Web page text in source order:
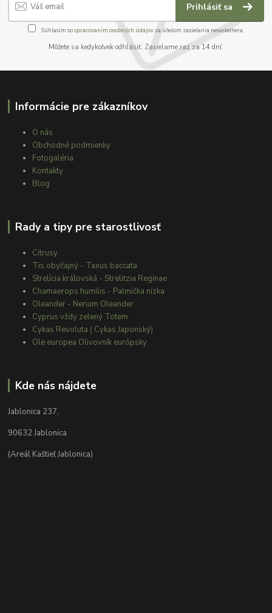
Prihlásiť sa
Súhlasím sospracovaním osobných údajov za účelom zasielania newslettera.
Môžete sa kedykoľvek odhlásiť. Zasielame raz za 14 dní.
Informácie pre zákazníkov
O nás
Obchodné podmienky
Fotogaléria
Kontakty
Blog
Rady a tipy pre starostlivosť
Citrusy
Tis obyčajný - Taxus baccata
Strelícia kráľovská - Strelitzia Reginae
Chamaerops humilis - Palmička nízka
Oleander - Nerium Oleander
Cyprus vždy zelený Totem
Cykas Revoluta ( Cykas Japonský)
Ole europea Olivovník európsky
Kde nás nájdete
Jablonica 237,
90632 Jablonica
(Areál Kaštieľ Jablonica)